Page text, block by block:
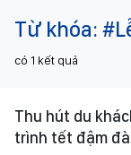
Từ khóa:
có 1 kết quả
Thu hút du
trình tết đậm